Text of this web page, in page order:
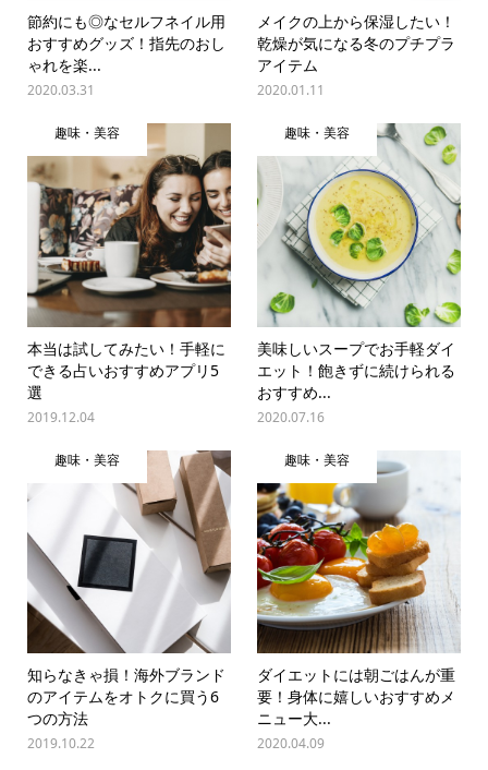
節約にも◎なセルフネイル用
おすすめグッズ！指先のおし
ゃれを楽...
2020.03.31
メイクの上から保湿したい！
乾燥が気になる冬のプチプラ
アイテム
2020.01.11
趣味・美容
本当は試してみたい！手軽に
できる占いおすすめアプリ5
選
2019.12.04
趣味・美容
美味しいスープでお手軽ダイ
エット！飽きずに続けられる
おすすめ...
2020.07.16
趣味・美容
知らなきゃ損！海外ブランド
のアイテムをオトクに買う6
つの方法
2019.10.22
趣味・美容
ダイエットには朝ごはんが重
要！身体に嬉しいおすすめメ
ニュー大...
2020.04.09